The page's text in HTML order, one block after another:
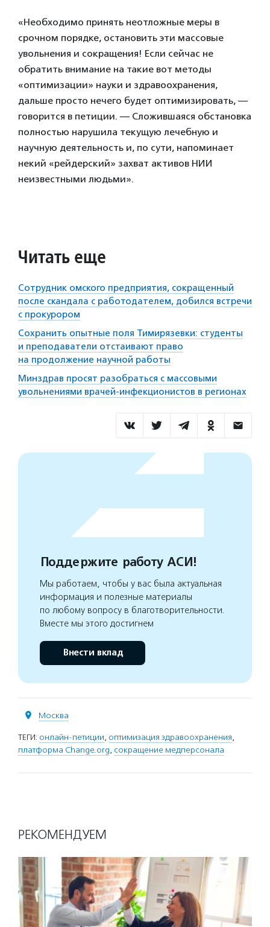
«Необходимо принять неотложные меры в
срочном порядке, остановить эти массовые
увольнения и сокращения! Если сейчас не
обратить внимание на такие вот методы
«оптимизации» науки и здравоохранения,
дальше просто нечего будет оптимизировать, —
говорится в петиции. — Сложившаяся обстановка
полностью нарушила текущую лечебную и
научную деятельность и, по сути, напоминает
некий «рейдерский» захват активов НИИ
неизвестными людьми».
Читать еще
Сотрудник омского предприятия, сокращенный
после скандала с работодателем, добился встречи
с прокурором
Сохранить опытные поля Тимирязевки: студенты
и преподаватели отстаивают право
на продолжение научной работы
Минздрав просят разобраться с массовыми
увольнениями врачей-инфекционистов в регионах
Поддержите работу АСИ!
Мы работаем, чтобы у вас была актуальная
информация и полезные материалы
по любому вопросу в благотворительности.
Вместе мы этого достигнем
Внести вклад
Москва
ТЕГИ: онлайн-петиции, оптимизация здравоохранения,
платформа Change.org, сокращение медперсонала
РЕКОМЕНДУЕМ